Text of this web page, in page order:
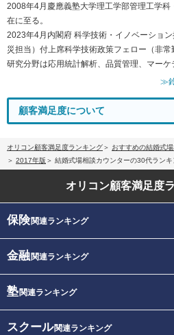
2008年4月慶應義塾大学理工学部管理工学
在に至る。
2023年4月内閣府 科学技術・イノベーショ
災担当）付上席科学技術政策フェロー（非常
研究分野は応用統計解析、品質管理、マーケ
≫
顧客満足度について
オリコン顧客満足度ランキング
おすすめの結婚式
2017年版
結婚式場相談カウンターの30代ラン
オリコン顧客満足度
保険関連ランキング
金融関連ランキング
塾関連ランキング
スクール関連ランキング